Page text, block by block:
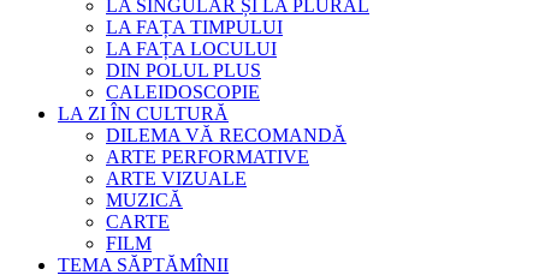
LA SINGULAR ȘI LA PLURAL
LA FAȚA TIMPULUI
LA FAȚA LOCULUI
DIN POLUL PLUS
CALEIDOSCOPIE
LA ZI ÎN CULTURĂ
DILEMA VĂ RECOMANDĂ
ARTE PERFORMATIVE
ARTE VIZUALE
MUZICĂ
CARTE
FILM
TEMA SĂPTĂMÎNII